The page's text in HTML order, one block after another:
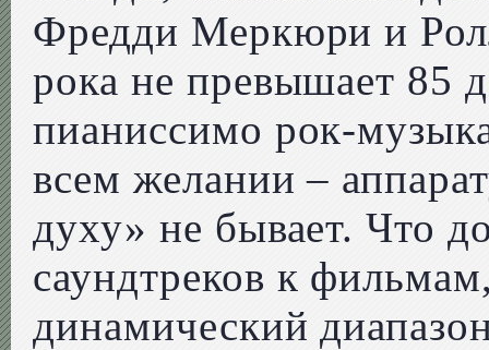
Фредди Меркюри и
рока не превышает 85
пианиссимо рок-
всем желании –
духу» не бывает. Что
саундтреков к
динамический